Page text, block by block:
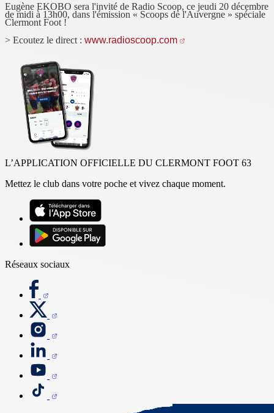
Eugène EKOBO sera l'invité de Radio Scoop, ce jeudi 20 décembre
de midi à 13h00, dans l'émission « Scoops de l'Auvergne » spéciale
Clermont Foot !
> Ecoutez le direct : www.radioscoop.com
L’APPLICATION OFFICIELLE DU CLERMONT FOOT 63
Mettez le club dans votre poche et vivez chaque moment.
Réseaux sociaux